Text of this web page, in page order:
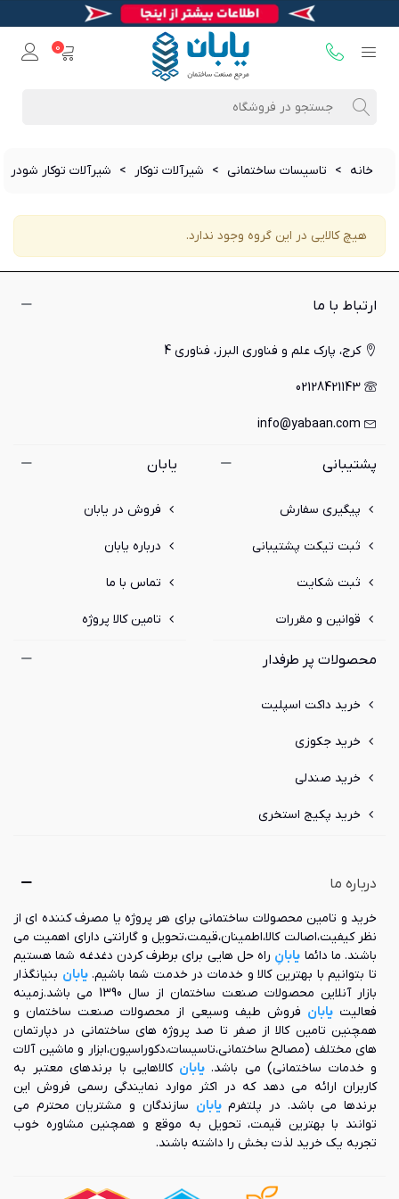
0
خانه > تاسیسات ساختمانی > شیرآلات توکار > شیرآلات توکار شودر
هیچ کالایی در این گروه وجود ندارد.
ارتباط با ما
کرج، پارک علم و فناوری البرز، فناوری 4
02128421143
info@yabaan.com
پشتیبانی
پیگیری سفارش
ثبت تیکت پشتیبانی
ثبت شکایت
قوانین و مقررات
یابان
فروش در یابان
درباره یابان
تماس با ما
تامین کالا پروژه
محصولات پر طرفدار
خرید داکت اسپلیت
خرید جکوزی
خرید صندلی
خرید پکیج استخری
درباره ما
خرید و تامین محصولات ساختمانی برای هر پروژه یا مصرف کننده ای از
نظر کیفیت،اصالت کالا،اطمینان،قیمت،تحویل و گارانتی دارای اهمیت می
باشند. ما دائما یابانِ راه حل هایی برای برطرف کردن دغدغه شما هستیم
تا بتوانیم با بهترین کالا و خدمات در خدمت شما باشیم.یابان بنیانگذار
بازار آنلاین محصولات صنعت ساختمان از سال 1390 می باشد.زمینه
فعالیتیابان فروش طیف وسیعی از محصولات صنعت ساختمان و
همچنین تامین کالا از صفر تا صد پروژه های ساختمانی در دپارتمان
های مختلف (مصالح ساختمانی،تاسیسات،دکوراسیون،ابزار و ماشین آلات
و خدمات ساختمانی) می باشد.یابان کالاهایی با برندهای معتبر به
کاربران ارائه می دهد که در اکثر موارد نمایندگی رسمی فروش این
برندها می باشد. در پلتفرمیابان سازندگان و مشتریان محترم می
توانند با بهترین قیمت، تحویل به موقع و همچنین مشاوره خوب
تجربه یک خرید لذت بخش را داشته باشند.